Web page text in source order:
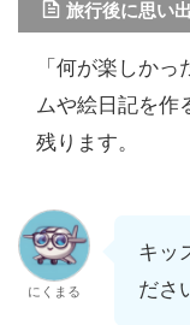
旅行後に思い
「何が楽しか
ムや絵日記を作
残ります。
にくまる
キッ
ださ